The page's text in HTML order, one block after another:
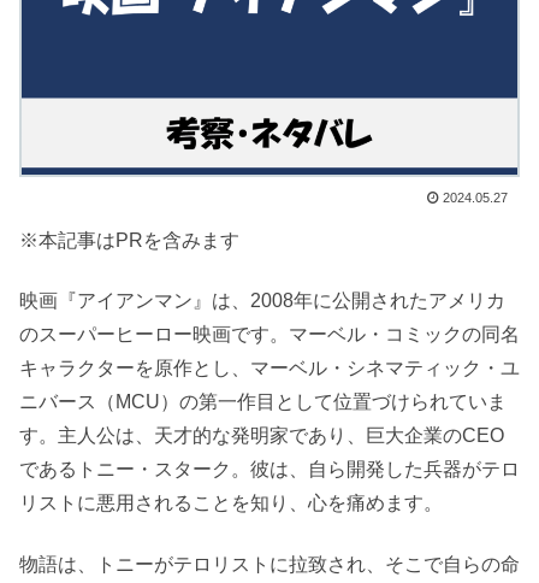
2024.05.27
※本記事はPRを含みます
映画『アイアンマン』は、2008年に公開されたアメリカ
のスーパーヒーロー映画です。マーベル・コミックの同名
キャラクターを原作とし、マーベル・シネマティック・ユ
ニバース（MCU）の第一作目として位置づけられていま
す。主人公は、天才的な発明家であり、巨大企業のCEO
であるトニー・スターク。彼は、自ら開発した兵器がテロ
リストに悪用されることを知り、心を痛めます。
物語は、トニーがテロリストに拉致され、そこで自らの命